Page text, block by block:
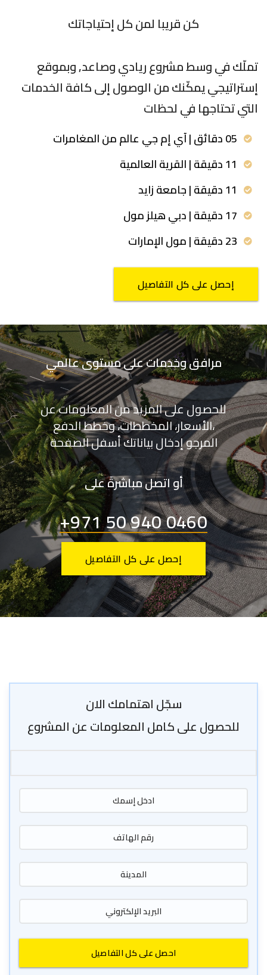
كن قريبا لمن كل إحتياجاتك
تملّك في وسط مشروع ريادي وصاعد, وبموقع
إستراتيجي يمكّنك من الوصول إلى كافة الخدمات
التي تحتاجها في لحظات
05 دقائق | آي إم جي عالم من المغامرات
11 دقيقة | القرية العالمية
11 دقيقة | جامعة زايد
17 دقيقة | دبي هيلز مول
23 دقيقة | مول الإمارات
إحصل على كل التفاصيل
مرافق وخدمات على مستوى عالمي
للحصول على المزيد من المعلومات عن
الأسعار، المخططات، وخطط الدفع،
المرجو إدخال بياناتك أسفل الصفحة
أو اتصل مباشرةً على
+971 50 940 0460
إحصل على كل التفاصيل
سجّل اهتمامك الان
للحصول على كامل المعلومات عن المشروع